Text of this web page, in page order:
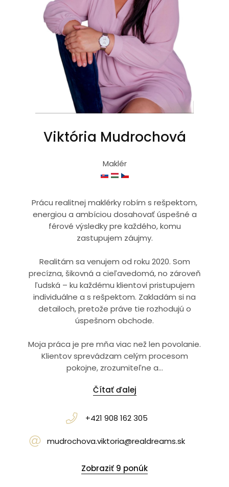
Viktória Mudrochová
Maklér
Prácu realitnej maklérky robím s rešpektom,
energiou a ambíciou dosahovať úspešné a
férové výsledky pre každého, komu
zastupujem záujmy.
Realitám sa venujem od roku 2020. Som
precízna, šikovná a cieľavedomá, no zároveň
ľudská – ku každému klientovi pristupujem
individuálne a s rešpektom. Zakladám si na
detailoch, pretože práve tie rozhodujú o
úspešnom obchode.
Moja práca je pre mňa viac než len povolanie.
Klientov sprevádzam celým procesom
pokojne, zrozumiteľne a...
Čítať ďalej
+421 908 162 305
mudrochova.viktoria@realdreams.sk
Zobraziť 9 ponúk